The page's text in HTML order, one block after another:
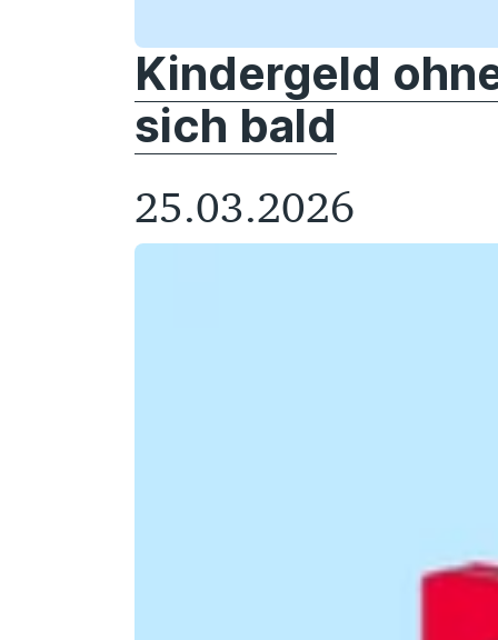
Kindergeld
sich bald
25.03.2026